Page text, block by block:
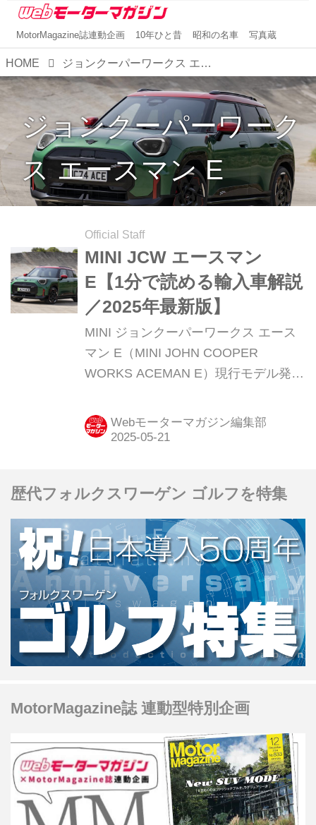
MotorMagazine誌連動企画 10年ひと昔 昭和の名車 写真蔵
HOME ジョンクーパーワークス エースマン E
ジョンクーパーワーク
ス エースマン E
Official Staff
MINI JCW エースマン
E【1分で読める輸入車解説
／2025年最新版】
MINI ジョンクーパーワークス エース
マン E（MINI JOHN COOPER
WORKS ACEMAN E）現行モデル発表
円
Webモーターマガジン編集部
歴代フォルクスワーゲン ゴルフを特集
MotorMagazine誌 連動型特別企画